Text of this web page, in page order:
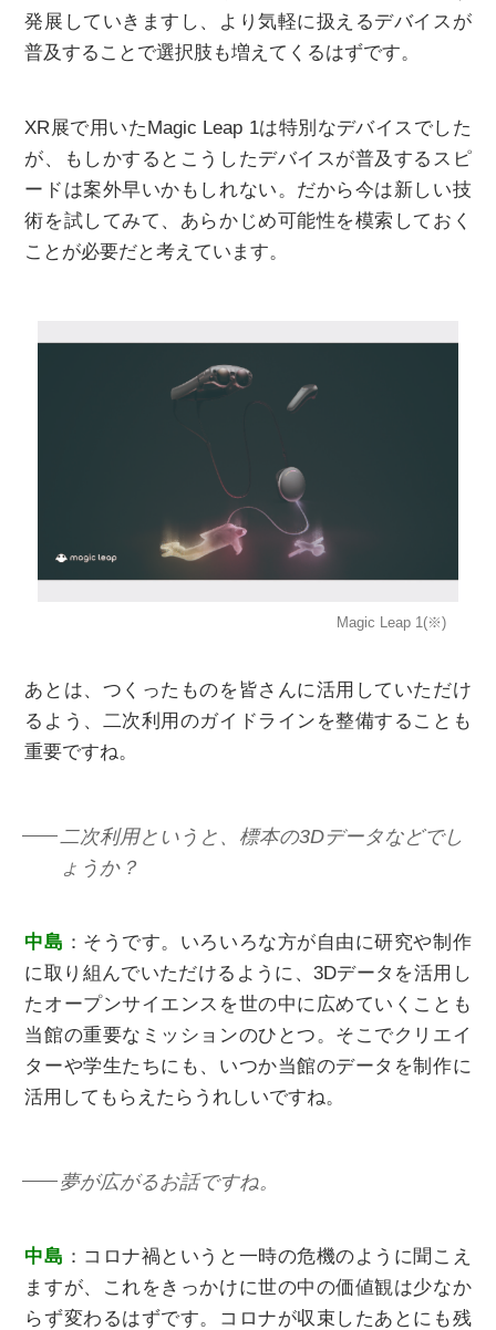
発展していきますし、より気軽に扱えるデバイスが
普及することで選択肢も増えてくるはずです。
XR展で用いたMagic Leap 1は特別なデバイスでした
が、もしかするとこうしたデバイスが普及するスピ
ードは案外早いかもしれない。だから今は新しい技
術を試してみて、あらかじめ可能性を模索しておく
ことが必要だと考えています。
Magic Leap 1(※)
あとは、つくったものを皆さんに活用していただけ
るよう、二次利用のガイドラインを整備することも
重要ですね。
二次利用というと、標本の3Dデータなどでし
ょうか？
中島 ：そうです。いろいろな方が自由に研究や制作
に取り組んでいただけるように、3Dデータを活用し
たオープンサイエンスを世の中に広めていくことも
当館の重要なミッションのひとつ。そこでクリエイ
ターや学生たちにも、いつか当館のデータを制作に
活用してもらえたらうれしいですね。
夢が広がるお話ですね。
中島 ：コロナ禍というと一時の危機のように聞こえ
ますが、これをきっかけに世の中の価値観は少なか
らず変わるはずです。コロナが収束したあとにも残